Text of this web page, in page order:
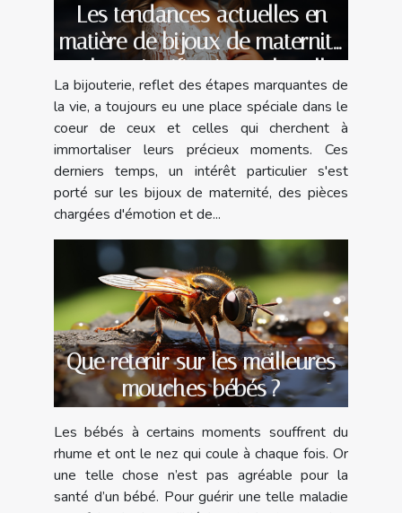
Les tendances actuelles en
matière de bijoux de maternité
et leur signification culturelle
La bijouterie, reflet des étapes marquantes de
la vie, a toujours eu une place spéciale dans le
coeur de ceux et celles qui cherchent à
immortaliser leurs précieux moments. Ces
derniers temps, un intérêt particulier s'est
porté sur les bijoux de maternité, des pièces
chargées d'émotion et de...
Que retenir sur les meilleures
mouches bébés ?
Les bébés à certains moments souffrent du
rhume et ont le nez qui coule à chaque fois. Or
une telle chose n’est pas agréable pour la
santé d’un bébé. Pour guérir une telle maladie